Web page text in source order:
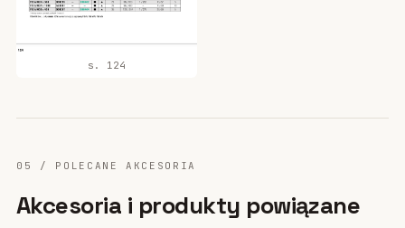
s. 124
05 / POLECANE AKCESORIA
Akcesoria i produkty powiązane